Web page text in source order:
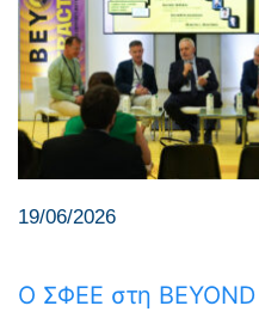
19/06/2026
Ο ΣΦΕΕ στη